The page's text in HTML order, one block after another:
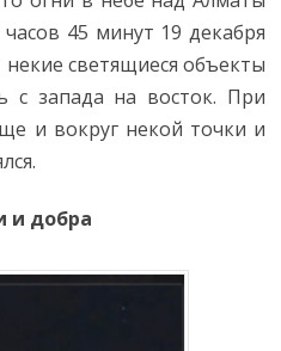
45 минут 19 декабря
некие светящиеся объекты
с запада на восток. При
и вокруг некой точки и
и добра